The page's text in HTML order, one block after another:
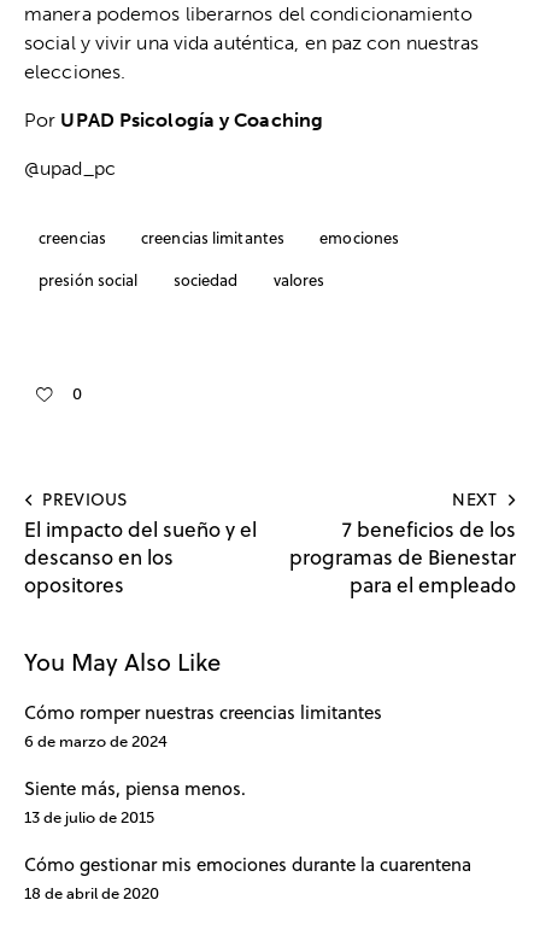
manera podemos liberarnos del condicionamiento
social y vivir una vida auténtica, en paz con nuestras
elecciones.
Por UPAD Psicología y Coaching
@upad_pc
creencias creencias limitantes
emociones
presión social
sociedad valores
0
PREVIOUS
El impacto del sueño y el
descanso en los
opositores
NEXT
7 beneficios de los
programas de Bienestar
para el empleado
You May Also Like
Cómo romper nuestras creencias limitantes
6 de marzo de 2024
Siente más, piensa menos.
13 de julio de 2015
Cómo gestionar mis emociones durante la cuarentena
18 de abril de 2020